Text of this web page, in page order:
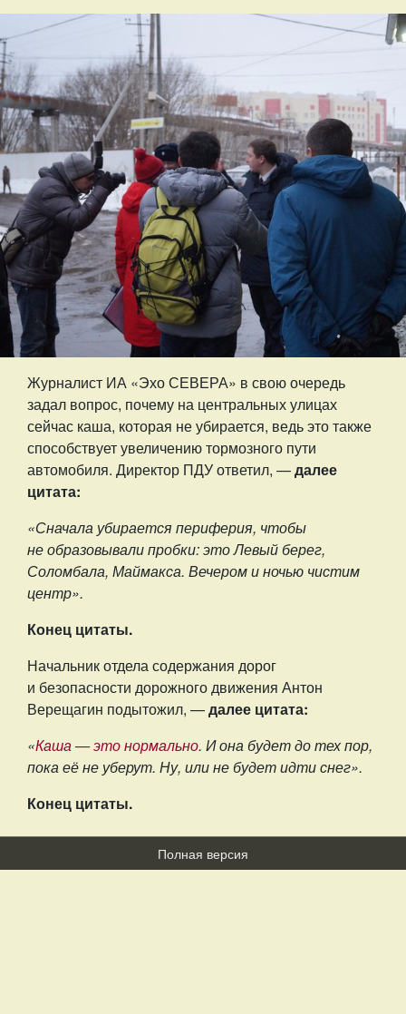
Журналист ИА «Эхо СЕВЕРА» в свою очередь
задал вопрос, почему на центральных улицах
сейчас каша, которая не убирается, ведь это также
способствует увеличению тормозного пути
автомобиля. Директор ПДУ ответил, —далее
цитата:
«Сначала убирается периферия, чтобы
не образовывали пробки: это Левый берег,
Соломбала, Маймакса. Вечером и ночью чистим
центр».
Конец цитаты.
Начальник отдела содержания дорог
и безопасности дорожного движения Антон
Верещагин подытожил, —далее цитата:
«Каша — это нормально. И она будет до тех пор,
пока её не уберут. Ну, или не будет идти снег».
Конец цитаты.
Полная версия